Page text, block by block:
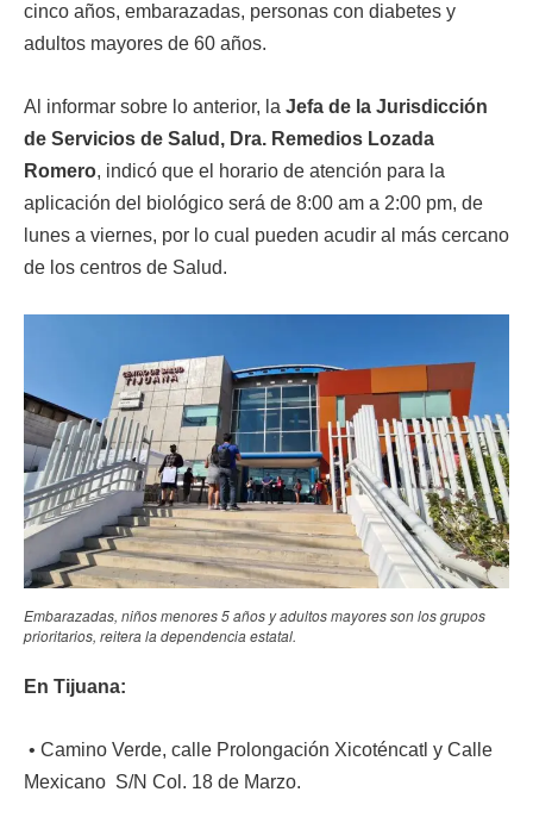
cinco años, embarazadas, personas con diabetes y
adultos mayores de 60 años.
Al informar sobre lo anterior, la Jefa de la Jurisdicción
de Servicios de Salud, Dra. Remedios Lozada
Romero, indicó que el horario de atención para la
aplicación del biológico será de 8:00 am a 2:00 pm, de
lunes a viernes, por lo cual pueden acudir al más cercano
de los centros de Salud.
Embarazadas, niños menores 5 años y adultos mayores son los grupos
prioritarios, reitera la dependencia estatal.
En Tijuana:
• Camino Verde, calle Prolongación Xicoténcatl y Calle
Mexicano S/N Col. 18 de Marzo.